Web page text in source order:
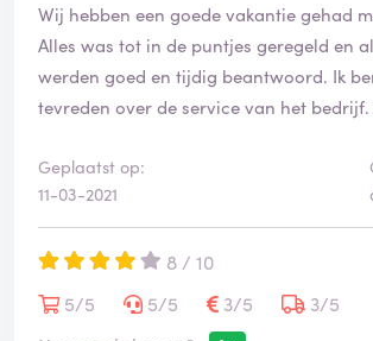
Wij hebben een goede vakantie gehad
Alles was tot in de puntjes geregeld en
werden goed en tijdig beantwoord. Ik
tevreden over de service van het bedrijf.
Geplaatst op:
11-03-2021
8 / 10
5/5
5/5 3/5
3/5